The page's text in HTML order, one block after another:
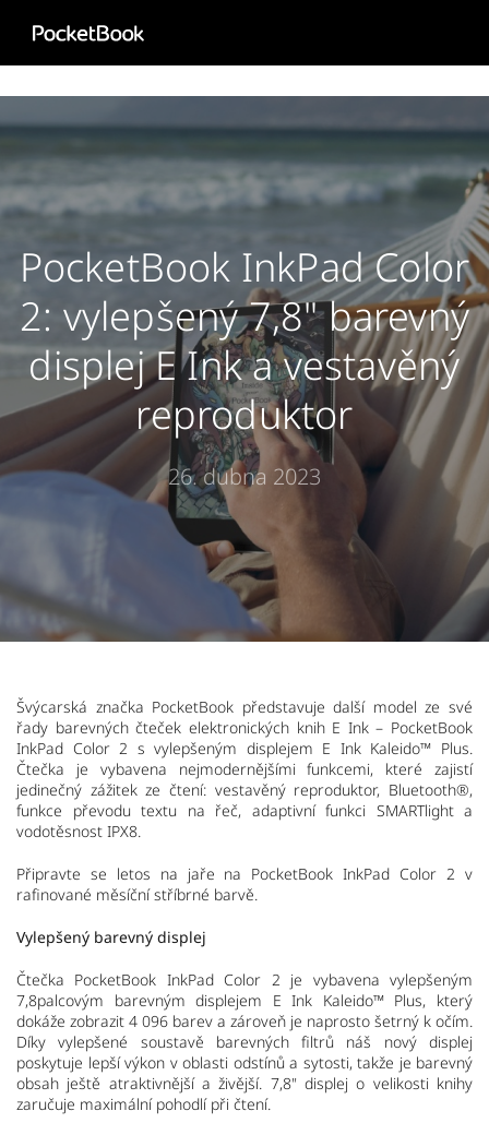
HD
PocketBook InkPad Color
2: vylepšený 7,8" barevný
displej E Ink a vestavěný
reproduktor
26. dubna 2023
Švýcarská značka PocketBook představuje další model ze své
řady barevných čteček elektronických knih E Ink – PocketBook
InkPad Color 2 s vylepšeným displejem E Ink Kaleido™ Plus.
Čtečka je vybavena nejmodernějšími funkcemi, které zajistí
jedinečný zážitek ze čtení: vestavěný reproduktor, Bluetooth®,
funkce převodu textu na řeč, adaptivní funkci SMARTlight a
vodotěsnost IPX8.
Připravte se letos na jaře na PocketBook InkPad Color 2 v
rafinované měsíční stříbrné barvě.
Vylepšený barevný displej
Čtečka PocketBook InkPad Color 2 je vybavena vylepšeným
7,8palcovým barevným displejem E Ink Kaleido™ Plus, který
dokáže zobrazit 4 096 barev a zároveň je naprosto šetrný k očím.
Díky vylepšené soustavě barevných filtrů náš nový displej
poskytuje lepší výkon v oblasti odstínů a sytosti, takže je barevný
obsah ještě atraktivnější a živější. 7,8" displej o velikosti knihy
zaručuje maximální pohodlí při čtení.